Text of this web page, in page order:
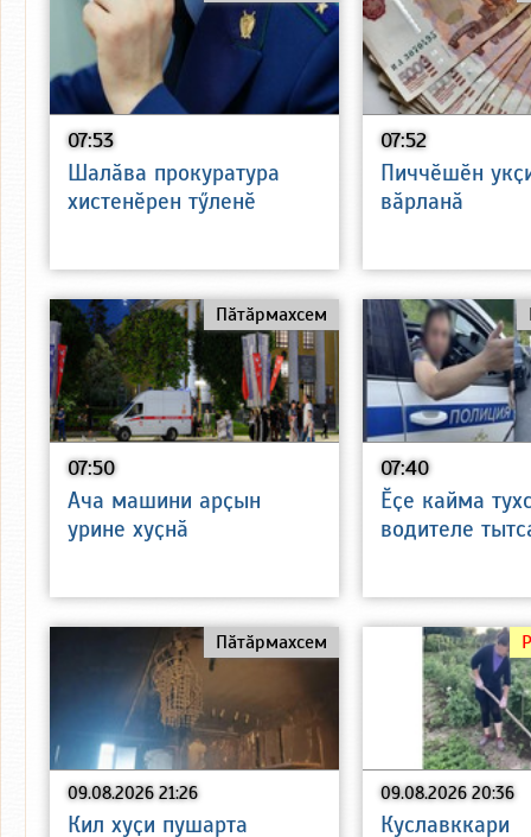
07:53
Шалӑва прокуратура
хистенӗрен тӳленӗ
07:52
Пиччӗшӗн
вӑрланӑ
07:50
Пӑтӑрмахсем
Ача машини арҫын
урине хуҫнӑ
07:40
Ӗҫе кайма
водителе
09.08.2026 21:26
Пӑтӑрмахсем
Кил хуҫи пушарта
09.08.2026 20:36
Куславккари